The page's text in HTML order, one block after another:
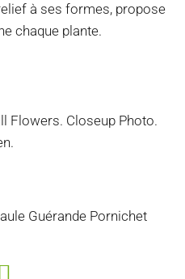
à ses formes, propose
chaque plante.